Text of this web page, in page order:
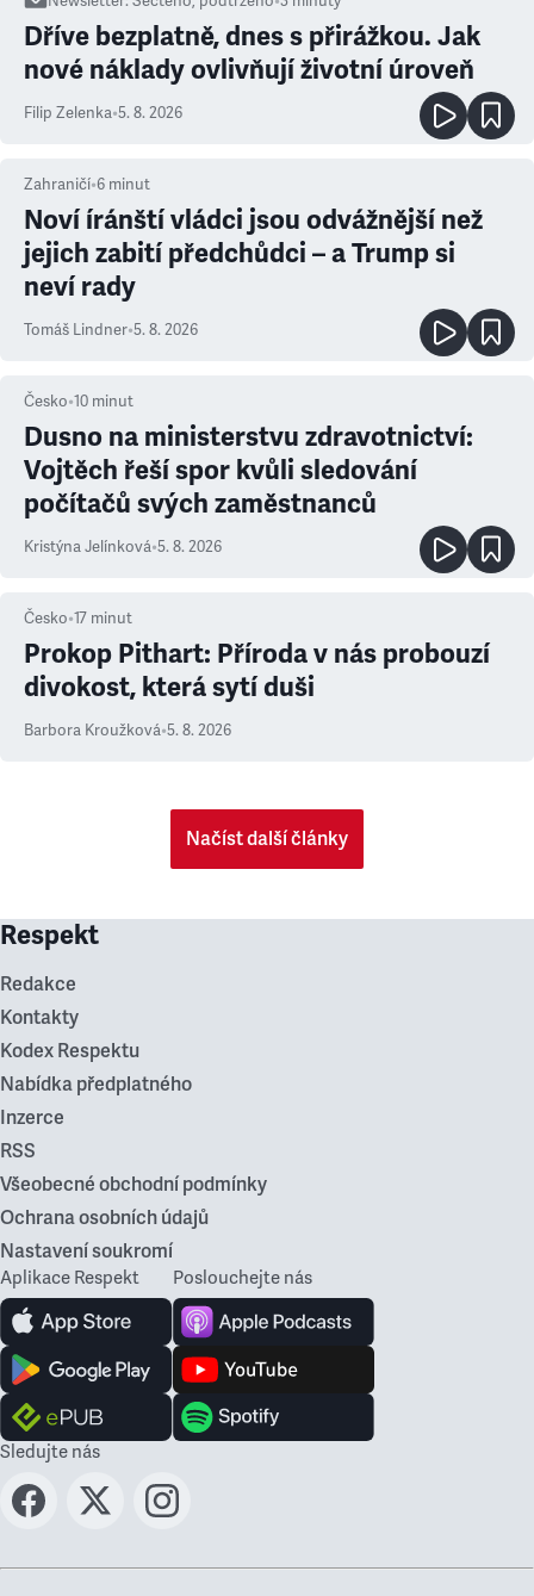
Dříve bezplatně, dnes s přirážkou. Jak
nové náklady ovlivňují životní úroveň
Filip Zelenka•5. 8. 2026
Zahraničí•6 minut
Noví íránští vládci jsou odvážnější než
jejich zabití předchůdci – a Trump si
neví rady
Tomáš Lindner•5. 8. 2026
Česko•10 minut
Dusno na ministerstvu zdravotnictví:
Vojtěch řeší spor kvůli sledování
počítačů svých zaměstnanců
Kristýna Jelínková•5. 8. 2026
Česko•17 minut
Prokop Pithart: Příroda v nás probouzí
divokost, která sytí duši
Barbora Kroužková•5. 8. 2026
Načíst další články
Respekt
Redakce
Kontakty
Kodex Respektu
Nabídka předplatného
Inzerce
RSS
Všeobecné obchodní podmínky
Ochrana osobních údajů
Nastavení soukromí
Aplikace Respekt Poslouchejte nás
Sledujte nás